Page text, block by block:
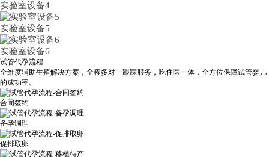
实验室设备4
实验室设备5
实验室设备6
试管代孕流程
全维度辅助生殖解决方案，全程多对一跟踪服务，吃住医一体，全方位保障试管婴儿
的成功率。
合同签约
备孕调理
促排取卵